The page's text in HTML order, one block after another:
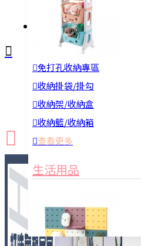
免打孔收納專區
收納掛袋/掛勾
收納架/收納盒
收納籃/收納箱
查看更多
生活用品
新品上市